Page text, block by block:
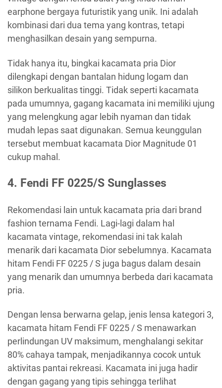
earphone bergaya futuristik yang unik. Ini adalah
kombinasi dari dua tema yang kontras, tetapi
menghasilkan desain yang sempurna.
Tidak hanya itu, bingkai kacamata pria Dior
dilengkapi dengan bantalan hidung logam dan
silikon berkualitas tinggi. Tidak seperti kacamata
pada umumnya, gagang kacamata ini memiliki ujung
yang melengkung agar lebih nyaman dan tidak
mudah lepas saat digunakan. Semua keunggulan
tersebut membuat kacamata Dior Magnitude 01
cukup mahal.
4. Fendi FF 0225/S Sunglasses
Rekomendasi lain untuk kacamata pria dari brand
fashion ternama Fendi. Lagi-lagi dalam hal
kacamata vintage, rekomendasi ini tak kalah
menarik dari kacamata Dior sebelumnya. Kacamata
hitam Fendi FF 0225 / S juga bagus dalam desain
yang menarik dan umumnya berbeda dari kacamata
pria.
Dengan lensa berwarna gelap, jenis lensa kategori 3,
kacamata hitam Fendi FF 0225 / S menawarkan
perlindungan UV maksimum, menghalangi sekitar
80% cahaya tampak, menjadikannya cocok untuk
aktivitas pantai rekreasi. Kacamata ini juga hadir
dengan gagang yang tipis sehingga terlihat